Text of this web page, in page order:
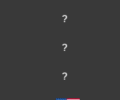
?
?
?